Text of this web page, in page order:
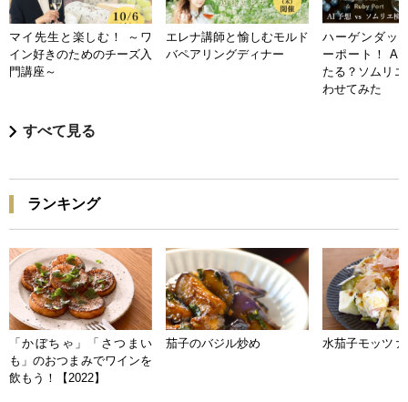
マイ先生と楽しむ！ ～ワ
イン好きのためのチーズ入
門講座～
エレナ講師と愉しむモルド
バペアリングディナー
ハーゲンダッ
ーポート！ AI
たる？ソムリ
わせてみた
すべて見る
ランキング
「かぼちゃ」「さつまい
も」のおつまみでワインを
飲もう！【2022】
茄子のバジル炒め 水茄子モッツァ